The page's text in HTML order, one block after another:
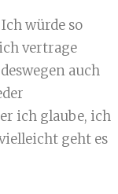
würde so
vertrage
auch
ich glaube, ich
geht es